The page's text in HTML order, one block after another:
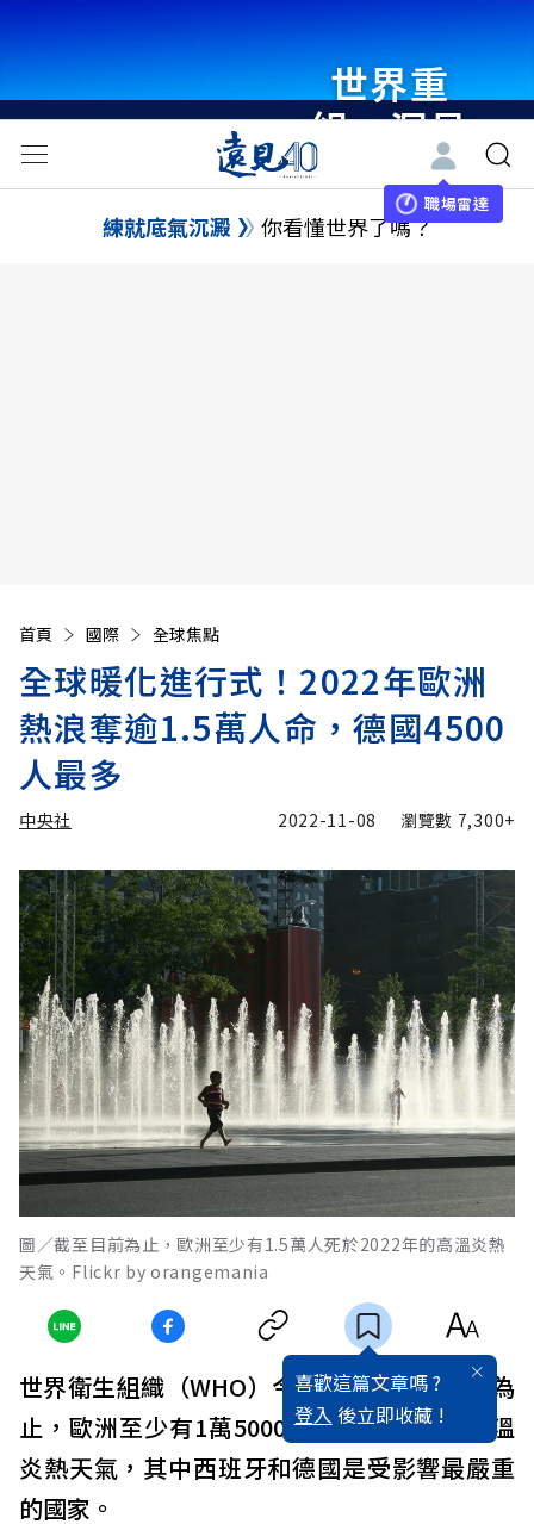
世界重
組・洞見
未來 與
世界領袖
職場雷達
練就底氣沉澱 你看懂世界了嗎？
首頁 國際 全球焦點
全球暖化進行式！2022年歐洲
熱浪奪逾1.5萬人命，德國4500
人最多
中央社 2022-11-08 瀏覽數 7,300+
圖／截至目前為止，歐洲至少有1.5萬人死於2022年的高溫炎熱
天氣。Flickr by orangemania
喜歡這篇文章嗎 ?
登入 後立即收藏 !
世界衛生組織（WHO）今天表示，截至目前為
止，歐洲至少有1萬5000人死於2022年的高溫
炎熱天氣，其中西班牙和德國是受影響最嚴重
的國家。